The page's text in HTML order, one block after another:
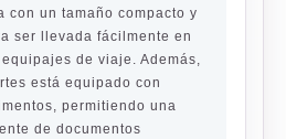
con un tamaño compacto y
ser llevada fácilmente en
de viaje. Además,
está equipado con
permitiendo una
de documentos